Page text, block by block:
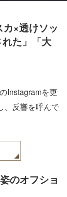
×透けソッ
た」「大
Instagramを更
、反響を呼んで
のオフショ